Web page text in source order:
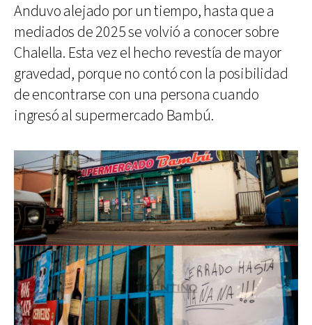
Anduvo alejado por un tiempo, hasta que a
mediados de 2025 se volvió a conocer sobre
Chalella. Esta vez el hecho revestía de mayor
gravedad, porque no contó con la posibilidad
de encontrarse con una persona cuando
ingresó al supermercado Bambú.